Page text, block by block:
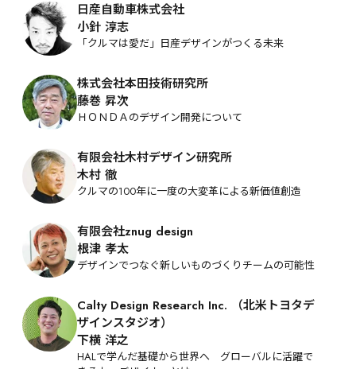
日産自動車株式会社
小針 淳志
「クルマは愛だ」日産デザインがつくる未来
株式会社本田技術研究所
藤巻 昇次
ＨＯＮＤＡのデザイン開発について
有限会社木村デザイン研究所
木村 徹
クルマの100年に一度の大変革による新価値創造
有限会社znug design
根津 孝太
デザインでつなぐ新しいものづくりチームの可能性
Calty Design Research Inc. （北米トヨタデ
ザインスタジオ）
下横 洋之
HALで学んだ基礎から世界へ　グローバルに活躍で